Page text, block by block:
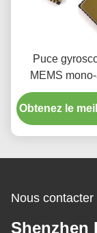
Puce
MEMS
haute
biais de 1°/h
navigation
Obtenez le
Nous contacter
Shenzhen